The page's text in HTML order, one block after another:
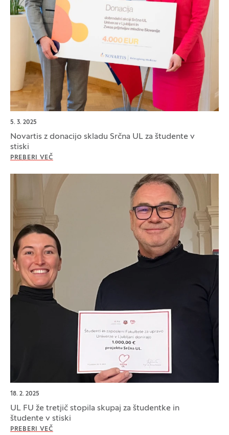
5. 3. 2025
Novartis z donacijo skladu Srčna UL za študente v
stiski
PREBERI VEČ
18. 2. 2025
UL FU že tretjič stopila skupaj za študentke in
študente v stiski
PREBERI VEČ